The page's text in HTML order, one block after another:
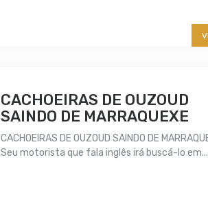
CACHOEIRAS DE OUZOUD
SAINDO DE MARRAQUEXE
CACHOEIRAS DE OUZOUD SAINDO DE
Seu motorista que fala inglês irá buscá-lo em...